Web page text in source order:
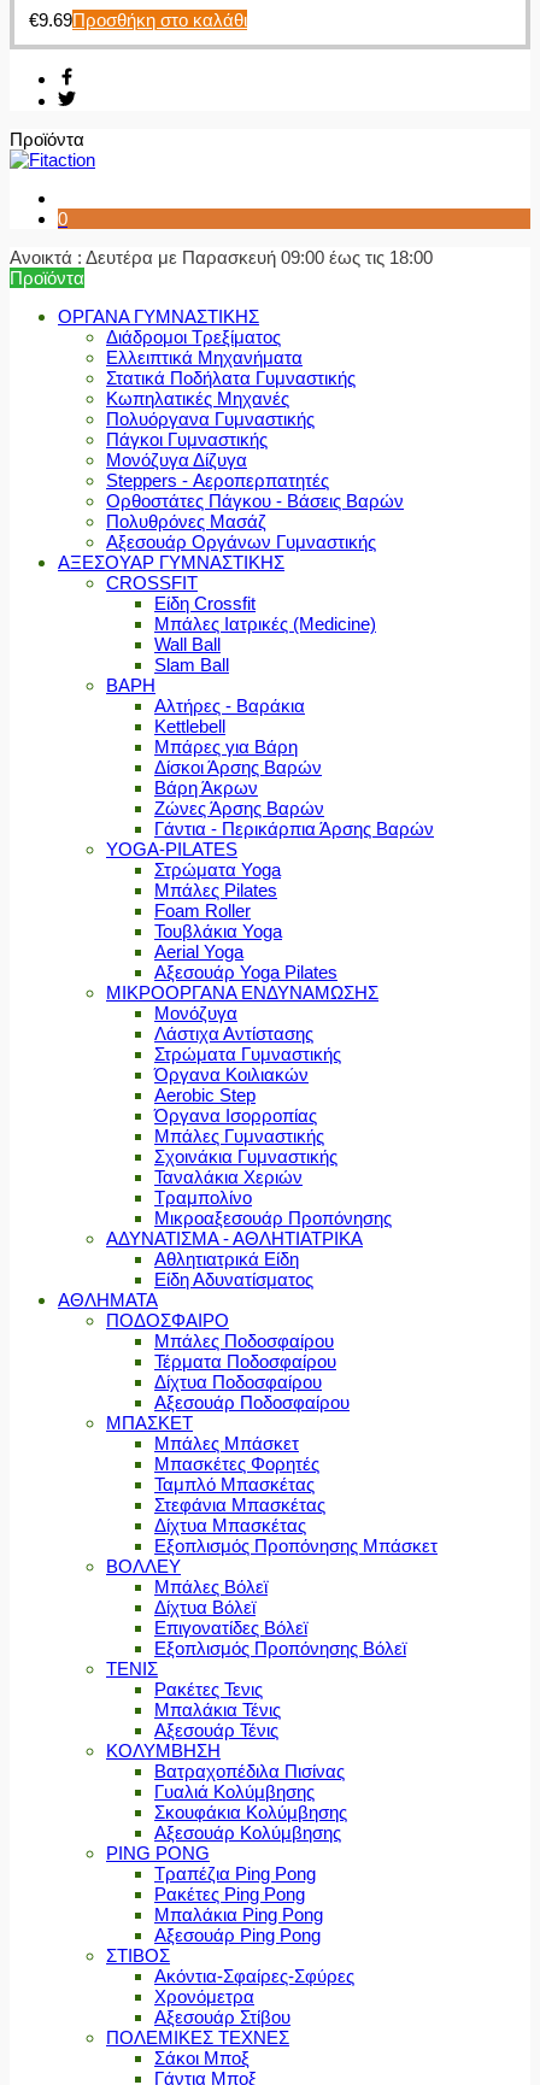
€9.69Προσθήκη στο καλάθι
Προϊόντα
0
Ανοικτά : Δευτέρα με Παρασκευή 09:00 έως τις 18:00
Προϊόντα
ΟΡΓΑΝΑ ΓΥΜΝΑΣΤΙΚΗΣ
Διάδρομοι Τρεξίματος
Ελλειπτικά Μηχανήματα
Στατικά Ποδήλατα Γυμναστικής
Κωπηλατικές Μηχανές
Πολυόργανα Γυμναστικής
Πάγκοι Γυμναστικής
Μονόζυγα Δίζυγα
Steppers - Αεροπερπατητές
Ορθοστάτες Πάγκου - Βάσεις Βαρών
Πολυθρόνες Μασάζ
Αξεσουάρ Οργάνων Γυμναστικής
ΑΞΕΣΟΥΑΡ ΓΥΜΝΑΣΤΙΚΗΣ
CROSSFIT
Είδη Crossfit
Μπάλες Ιατρικές (Medicine)
Wall Ball
Slam Ball
ΒΑΡΗ
Αλτήρες - Βαράκια
Kettlebell
Μπάρες για Βάρη
Δίσκοι Άρσης Βαρών
Βάρη Άκρων
Ζώνες Άρσης Βαρών
Γάντια - Περικάρπια Άρσης Βαρών
YOGA-PILATES
Στρώματα Yoga
Μπάλες Pilates
Foam Roller
Τουβλάκια Yoga
Aerial Yoga
Αξεσουάρ Yoga Pilates
ΜΙΚΡΟΟΡΓΑΝΑ ΕΝΔΥΝΑΜΩΣΗΣ
Μονόζυγα
Λάστιχα Αντίστασης
Στρώματα Γυμναστικής
Όργανα Κοιλιακών
Aerobic Step
Όργανα Ισορροπίας
Μπάλες Γυμναστικής
Σχοινάκια Γυμναστικής
Ταναλάκια Χεριών
Τραμπολίνο
Μικροαξεσουάρ Προπόνησης
ΑΔΥΝΑΤΙΣΜΑ - ΑΘΛΗΤΙΑΤΡΙΚΑ
Αθλητιατρικά Είδη
Είδη Αδυνατίσματος
ΑΘΛΗΜΑΤΑ
ΠΟΔΟΣΦΑΙΡΟ
Μπάλες Ποδοσφαίρου
Τέρματα Ποδοσφαίρου
Δίχτυα Ποδοσφαίρου
Αξεσουάρ Ποδοσφαίρου
ΜΠΑΣΚΕΤ
Μπάλες Μπάσκετ
Μπασκέτες Φορητές
Ταμπλό Μπασκέτας
Στεφάνια Μπασκέτας
Δίχτυα Μπασκέτας
Εξοπλισμός Προπόνησης Μπάσκετ
ΒΟΛΛΕΥ
Μπάλες Βόλεϊ
Δίχτυα Βόλεϊ
Επιγονατίδες Βόλεϊ
Εξοπλισμός Προπόνησης Βόλεϊ
ΤΕΝΙΣ
Ρακέτες Τενις
Μπαλάκια Τένις
Αξεσουάρ Τένις
ΚΟΛΥΜΒΗΣΗ
Βατραχοπέδιλα Πισίνας
Γυαλιά Κολύμβησης
Σκουφάκια Κολύμβησης
Αξεσουάρ Κολύμβησης
PING PONG
Τραπέζια Ping Pong
Ρακέτες Ping Pong
Μπαλάκια Ping Pong
Αξεσουάρ Ping Pong
ΣΤΙΒΟΣ
Ακόντια-Σφαίρες-Σφύρες
Χρονόμετρα
Αξεσουάρ Στίβου
ΠΟΛΕΜΙΚΕΣ ΤΕΧΝΕΣ
Σάκοι Μποξ
Γάντια Μποξ